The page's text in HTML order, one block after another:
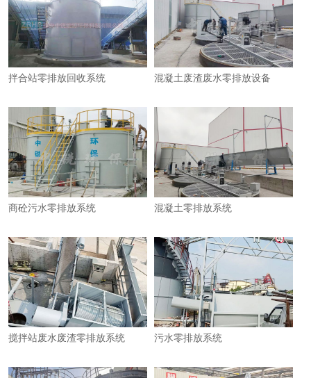
拌合站零排放回收系统 混凝土废渣废水零排放设备
商砼污水零排放系统 混凝土零排放系统​
搅拌站废水废渣零排放系统 污水零排放系统